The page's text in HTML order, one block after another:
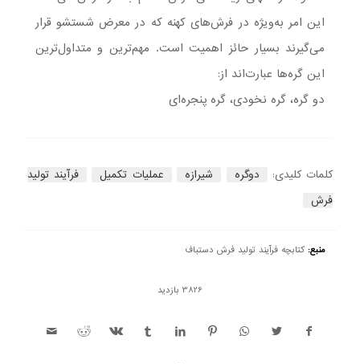
این امر به‌ویژه در فرش‌های كهنه كه در معرض شستشو قرار
می‌گیرند بسیار حائز اهمیت است. مهم‌ترین و متداول‌ترین
این گره‌ها عبارت‌اند از:
دو گره، گره نخودی، گره پنجره‌ای
کلمات کلیدی: دوگره شیرازه عملیات تکمیل
فرآیند تولید
فرش
منبع: کتابچه فرآیند تولید فرش دستباف
3826 بازدید